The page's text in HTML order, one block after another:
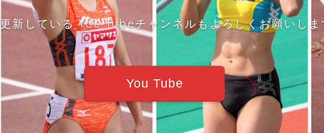
新している You Tubeチャンネルもよろしくお願いしま
You Tube